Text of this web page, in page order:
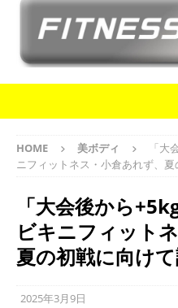
HOME 美ボディ
「大
ニフィットネス・小倉あれず、
「大会後から
ビキニフィット
夏の初戦に向け
2025年3月9日